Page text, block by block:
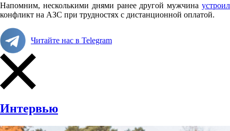
Напомним, несколькими днями ранее другой мужчина устроил
конфликт на АЗС при трудностях с дистанционной оплатой.
Читайте нас в Telegram
Интервью